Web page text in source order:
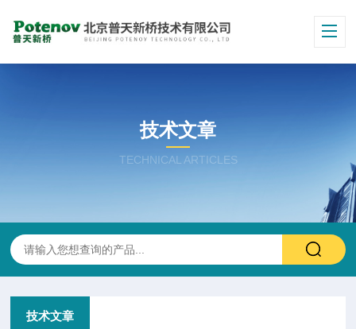
技术文章
TECHNICAL ARTICLES
技术文章